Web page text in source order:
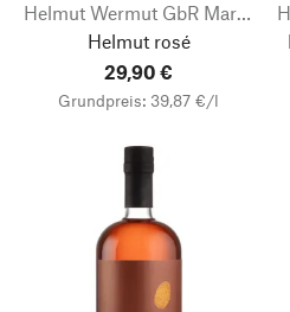
Helmut Wermut GbR Markus Weiß
Helmut rosé
29,90 €
Grundpreis: 39,87 €/l